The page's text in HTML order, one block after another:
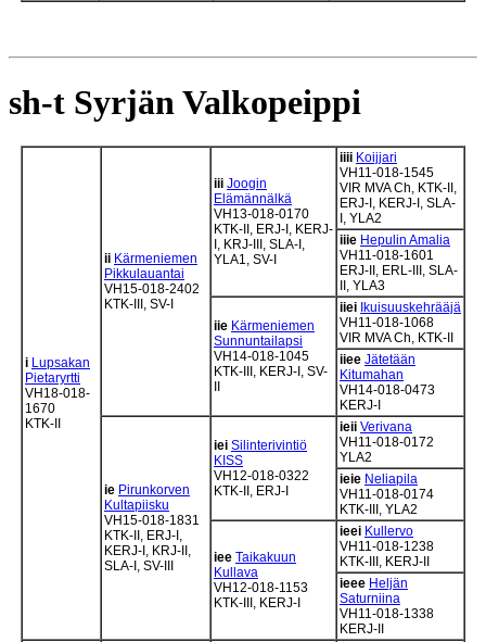
sh-t Syrjän Valkopeippi
i Lupsakan
Pietaryrtti
VH18-018-
1670
KTK-II
ii Kärmeniemen
Pikkulauantai
VH15-018-2402
KTK-III, SV-I
iii Joogin
Elämännälkä
VH13-018-0170
KTK-II, ERJ-I, KERJ-
I, KRJ-III, SLA-I,
YLA1, SV-I
iiii Koijjari
VH11-018-1545
VIR MVA Ch, KTK-II,
ERJ-I, KERJ-I, SLA-
I, YLA2
iiie Hepulin Amalia
VH11-018-1601
ERJ-II, ERL-III, SLA-
II, YLA3
iie Kärmeniemen
Sunnuntailapsi
VH14-018-1045
KTK-III, KERJ-I, SV-
iiei Ikuisuuskehrääjä
VH11-018-1068
VIR MVA Ch, KTK-II
iiee Jätetään
Kitumahan
VH14-018-0473
KERJ-I
ie Pirunkorven
Kultapiisku
VH15-018-1831
KTK-II, ERJ-I,
KERJ-I, KRJ-II,
SLA-I, SV-III
iei Silinterivintiö
KISS
VH12-018-0322
KTK-II, ERJ-I
ieii Verivana
VH11-018-0172
YLA2
ieie Neliapila
VH11-018-0174
KTK-III, YLA2
iee Taikakuun
Kullava
VH12-018-1153
KTK-III, KERJ-I
ieei Kullervo
VH11-018-1238
KTK-III, KERJ-II
ieee Heljän
Saturniina
VH11-018-1338
KERJ-II